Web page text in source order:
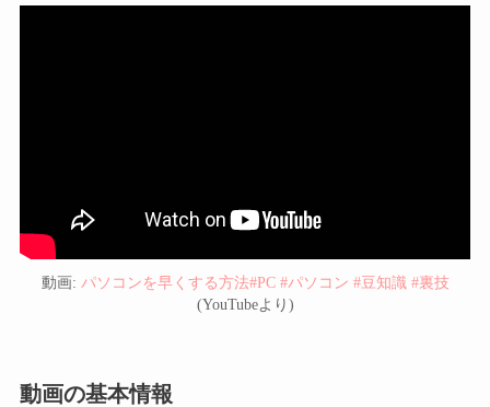
動画: パソコンを早くする方法#PC #パソコン #豆知識 #裏技
(YouTubeより)
動画の基本情報